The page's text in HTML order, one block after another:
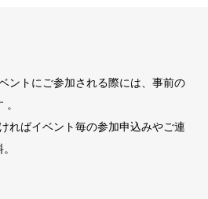
ントにご参加される際には、事前の
ればイベント毎の参加申込みやご連